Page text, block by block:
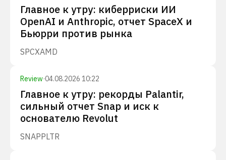
Главное к утру: киберриски ИИ
OpenAI и Anthropic, отчет SpaceX и
Бьюрри против рынка
SPCXAMD
Review·04.08.2026 10:22
Главное к утру: рекорды Palantir,
сильный отчет Snap и иск к
основателю Revolut
SNAPPLTR